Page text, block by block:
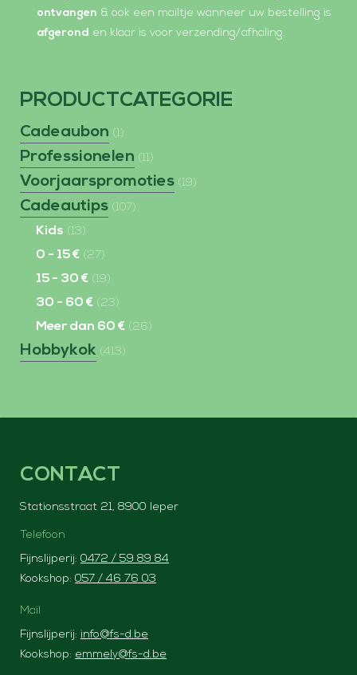
ontvangen & ook een mailtje wanneer uw bestelling is
afgerond en klaar is voor verzending/afhaling.
PRODUCTCATEGORIE
Cadeaubon (1)
Professionelen (11)
Voorjaarspromoties (19)
Cadeautips (107)
Kids (13)
0 - 15 € (27)
15 - 30 € (19)
30 - 60 € (23)
Meer dan 60 € (26)
Hobbykok (413)
CONTACT
Stationsstraat 21, 8900 Ieper
Telefoon
Fijnslijperij: 0472 / 59 89 84
Kookshop: 057 / 46 76 03
Mail
Fijnslijperij: info@fs-d.be
Kookshop: emmely@fs-d.be